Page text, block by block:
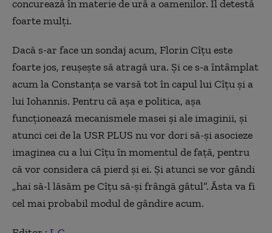
concurează în materie de ură a oamenilor. Îl detestă
foarte mulți.
Dacă s-ar face un sondaj acum, Florin Cîțu este
foarte jos, reușește să atragă ura. Și ce s-a întâmplat
acum la Constanța se varsă tot în capul lui Cîțu și a
lui Iohannis. Pentru că așa e politica, așa
funcționează mecanismele masei și ale imaginii, și
atunci cei de la USR PLUS nu vor dori să-și asocieze
imaginea cu a lui Cîțu în momentul de față, pentru
că vor considera că pierd și ei. Și atunci se vor gândi
„hai să-l lăsăm pe Cîțu să-și frângă gâtul”. Ăsta va fi
cel mai probabil modul de gândire acum.